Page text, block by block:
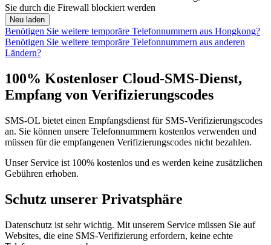
Sie durch die Firewall blockiert werden
Neu laden
Benötigen Sie weitere temporäre Telefonnummern aus Hongkong?
Benötigen Sie weitere temporäre Telefonnummern aus anderen
Ländern?
100% Kostenloser Cloud-SMS-Dienst,
Empfang von Verifizierungscodes
SMS-OL bietet einen Empfangsdienst für SMS-Verifizierungscodes
an. Sie können unsere Telefonnummern kostenlos verwenden und
müssen für die empfangenen Verifizierungscodes nicht bezahlen.
Unser Service ist 100% kostenlos und es werden keine zusätzlichen
Gebühren erhoben.
Schutz unserer Privatsphäre
Datenschutz ist sehr wichtig. Mit unserem Service müssen Sie auf
Websites, die eine SMS-Verifizierung erfordern, keine echte